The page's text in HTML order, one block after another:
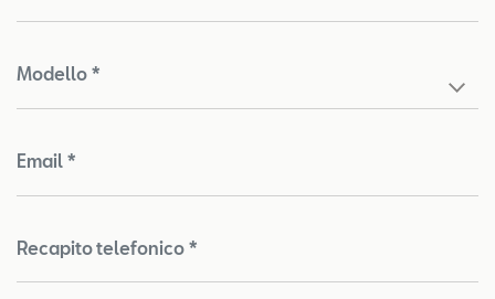
Modello *
Email *
Recapito telefonico *